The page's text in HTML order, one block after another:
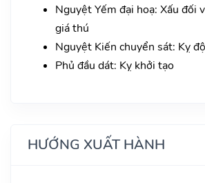
Nguyệt Yếm đại hoạ: Xấu đối
giá thú
Nguyệt Kiến chuyển sát: Kỵ
Phủ đầu dát: Kỵ khởi tạo
HƯỚNG XUẤT HÀNH